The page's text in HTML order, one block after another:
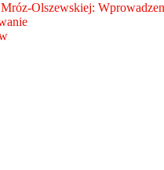
Olszewskiej: